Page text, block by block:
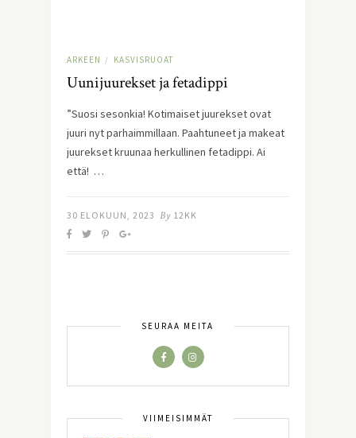
ARKEEN / KASVISRUOAT
Uunijuurekset ja fetadippi
”Suosi sesonkia! Kotimaiset juurekset ovat
juuri nyt parhaimmillaan. Paahtuneet ja makeat
juurekset kruunaa herkullinen fetadippi. Ai
että! …
30 ELOKUUN, 2023 By 12KK
SEURAA MEITÄ
VIIMEISIMMÄT